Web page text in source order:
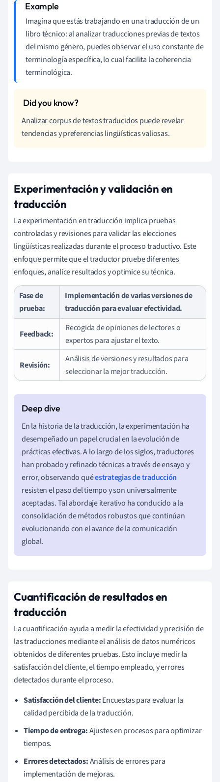
Imagina que estás trabajando en una traducción de un
libro técnico: al analizar traducciones previas de textos
del mismo género, puedes observar el uso constante de
terminología específica, lo cual facilita la coherencia
terminológica.
Analizar corpus de textos traducidos puede revelar
tendencias y preferencias lingüísticas valiosas.
Experimentación y validación en
traducción
La experimentación en traducción implica pruebas
controladas y revisiones para validar las elecciones
lingüísticas realizadas durante el proceso traductivo. Este
enfoque permite que el traductor pruebe diferentes
enfoques, analice resultados y optimice su técnica.
Fase de
prueba:
Implementación de varias versiones de
traducción para evaluar efectividad.
Feedback:
Recogida de opiniones de lectores o
expertos para ajustar el texto.
Revisión:
Análisis de versiones y resultados para
seleccionar la mejor traducción.
En la historia de la traducción, la experimentación ha
desempeñado un papel crucial en la evolución de
prácticas efectivas. A lo largo de los siglos, traductores
han probado y refinado técnicas a través de ensayo y
error, observando quéestrategias de traducción
resisten el paso del tiempo y son universalmente
aceptadas. Tal abordaje iterativo ha conducido a la
consolidación de métodos robustos que continúan
evolucionando con el avance de la comunicación
global.
Cuantificación de resultados en
traducción
La cuantificación ayuda a medir la efectividad y precisión de
las traducciones mediante el análisis de datos numéricos
obtenidos de diferentes pruebas. Esto incluye medir la
satisfacción del cliente, el tiempo empleado, y errores
detectados durante el proceso.
Satisfacción del cliente:Encuestas para evaluar la
calidad percibida de la traducción.
Tiempo de entrega:Ajustes en procesos para optimizar
tiempos.
Errores detectados:Análisis de errores para
implementación de mejoras.